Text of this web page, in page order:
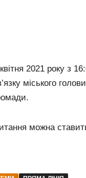
2021 року з
міського
можна